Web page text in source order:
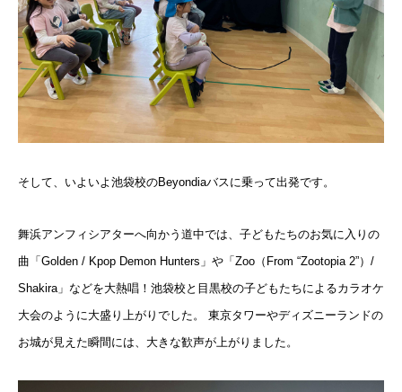
そして、いよいよ池袋校のBeyondiaバスに乗って出発です。
舞浜アンフィシアターへ向かう道中では、子どもたちのお気に入りの
曲「Golden / Kpop Demon Hunters」や「Zoo（From “Zootopia 2”）/
Shakira」などを大熱唱！池袋校と目黒校の子どもたちによるカラオケ
大会のように大盛り上がりでした。 東京タワーやディズニーランドの
お城が見えた瞬間には、大きな歓声が上がりました。